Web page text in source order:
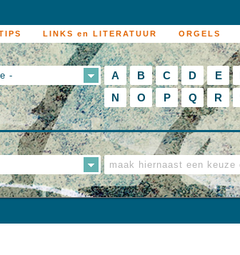
LINKS en LITERATUUR ORGELS
- A B C D E
N
O P Q R